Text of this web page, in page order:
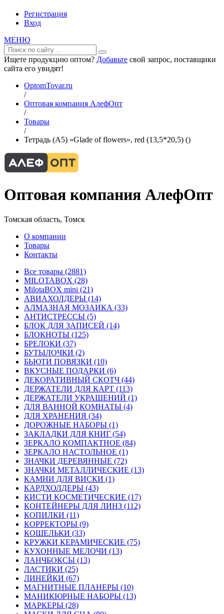
Регистрация
Вход
МЕНЮ
Ищете продукцию оптом? Добавьте свой запрос, поставщики
сайта его увидят!
OptomTovar.ru
/
Оптовая компания АлефОпт
/
Товары
/
Тетрадь (A5) «Glade of flowers», red (13,5*20,5) ()
Оптовая компания АлефОпт
Томская область, Томск
О компании
Товары
Контакты
Все товары (2881)
MILOTABOX (28)
MilotaBOX mini (21)
АВИАХОЛДЕРЫ (14)
АЛМАЗНАЯ МОЗАИКА (33)
АНТИСТРЕССЫ (5)
БЛОК ДЛЯ ЗАПИСЕЙ (14)
БЛОКНОТЫ (125)
БРЕЛОКИ (37)
БУТЫЛОЧКИ (2)
БЬЮТИ ПОВЯЗКИ (10)
ВКУСНЫЕ ПОДАРКИ (6)
ДЕКОРАТИВНЫЙ СКОТЧ (44)
ДЕРЖАТЕЛИ ДЛЯ КАРТ (113)
ДЕРЖАТЕЛИ УКРАШЕНИЙ (1)
ДЛЯ ВАННОЙ КОМНАТЫ (4)
ДЛЯ ХРАНЕНИЯ (34)
ДОРОЖНЫЕ НАБОРЫ (1)
ЗАКЛАДКИ ДЛЯ КНИГ (54)
ЗЕРКАЛО КОМПАКТНОЕ (84)
ЗЕРКАЛО НАСТОЛЬНОЕ (1)
ЗНАЧКИ ДЕРЕВЯННЫЕ (72)
ЗНАЧКИ МЕТАЛЛИЧЕСКИЕ (13)
КАМНИ ДЛЯ ВИСКИ (1)
КАРДХОЛДЕРЫ (43)
КИСТИ КОСМЕТИЧЕСКИЕ (17)
КОНТЕЙНЕРЫ ДЛЯ ЛИНЗ (112)
КОПИЛКИ (11)
КОРРЕКТОРЫ (9)
КОШЕЛЬКИ (33)
КРУЖКИ КЕРАМИЧЕСКИЕ (75)
КУХОННЫЕ МЕЛОЧИ (13)
ЛАНЧБОКСЫ (13)
ЛАСТИКИ (25)
ЛИНЕЙКИ (67)
МАГНИТНЫЕ ПЛАНЕРЫ (10)
МАНИКЮРНЫЕ НАБОРЫ (13)
МАРКЕРЫ (28)